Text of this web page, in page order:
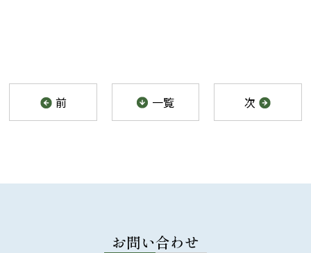
前 一覧 次
お問い合わせ